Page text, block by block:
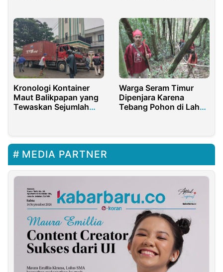
Kronologi Kontainer
Maut Balikpapan yang
Tewaskan Sejumlah
Warga Seram Timur
Dipenjara Karena
Tebang Pohon di Lahan
MEDIA PARTNER